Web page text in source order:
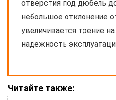
отверстия под дюбель
небольшое отклонение
увеличивается трение
надежность
Читайте также: